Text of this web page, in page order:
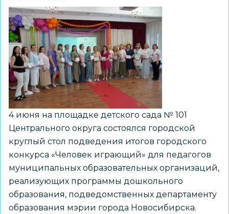
«Ни
дня
без
строчки»
состоится
16
июня
4 июня на площадке детского сада № 101
Центрального округа состоялся городской
круглый стол подведения итогов городского
конкурса «Человек играющий» для педагогов
муниципальных образовательных организаций,
реализующих программы дошкольного
образования, подведомственных департаменту
образования мэрии города Новосибирска.